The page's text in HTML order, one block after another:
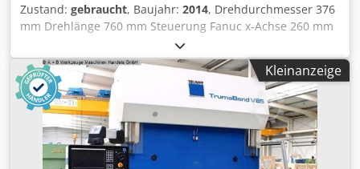
Zustand: gebraucht, Baujahr: 2014, Drehdurchmesser 376
mm Drehlänge 760 mm Steuerung Fanuc x-Achse 260 mm
z-Achse 830 mm Maschinengewicht ca. 6000 kg Turret
BMT65 Main spindle chuck 250mm Counter spindle chuck
175mm Hinged belt chip conveyor Dcsdpfx Ajy Sblren Nok
Driven tool holders: 2x axial, 3x double-sided axial, and 3x
radial Various turning and drilling tool holders The
machine is currently in very good working order; no
damage or similar issues are known. Bar feeder not
included.
Kleinanzeige